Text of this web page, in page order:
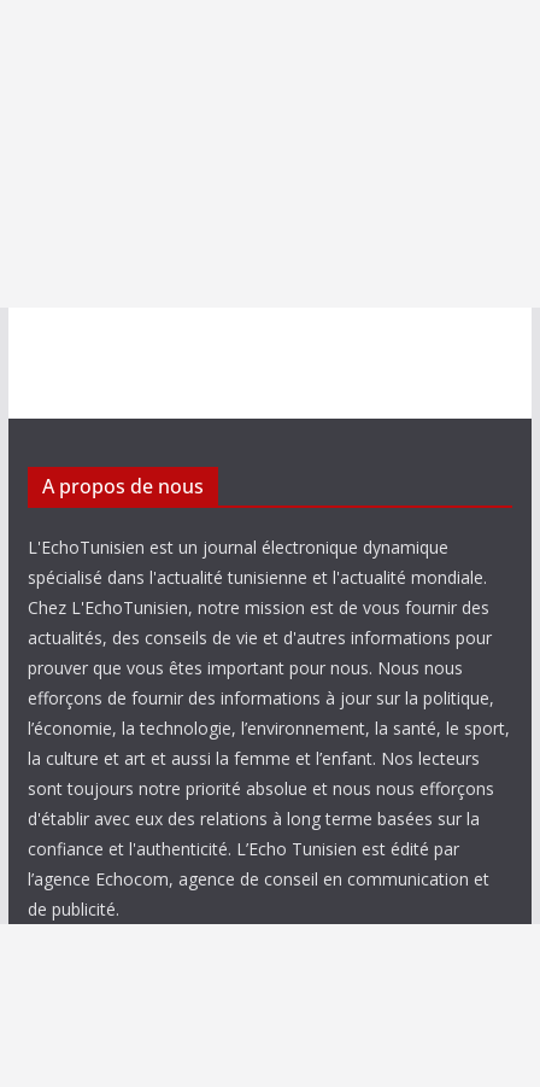
A propos de nous
L'EchoTunisien est un journal électronique dynamique
spécialisé dans l'actualité tunisienne et l'actualité mondiale.
Chez L'EchoTunisien, notre mission est de vous fournir des
actualités, des conseils de vie et d'autres informations pour
prouver que vous êtes important pour nous. Nous nous
efforçons de fournir des informations à jour sur la politique,
l’économie, la technologie, l’environnement, la santé, le sport,
la culture et art et aussi la femme et l’enfant. Nos lecteurs
sont toujours notre priorité absolue et nous nous efforçons
d'établir avec eux des relations à long terme basées sur la
confiance et l'authenticité. L’Echo Tunisien est édité par
l’agence Echocom, agence de conseil en communication et
de publicité.